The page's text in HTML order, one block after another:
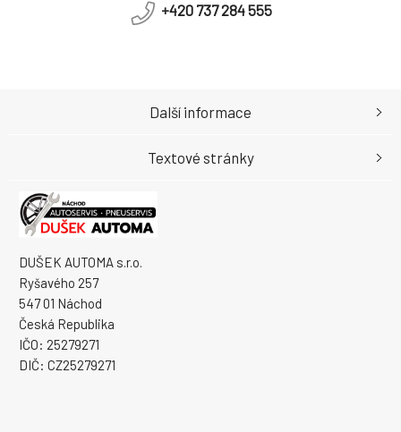
+420 737 284 555
DUŠEK AUTOMA s.r.o.
Ryšavého 257
547 01 Náchod
Česká Republika
IČO: 25279271
DIČ: CZ25279271
Další informace
Textové stránky